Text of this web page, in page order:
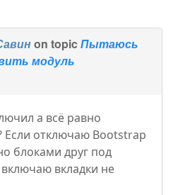
on topic Пытаюсь
модуль
а всё равно
Если отключаю Bootstrap
блоками друг под
вкладки не